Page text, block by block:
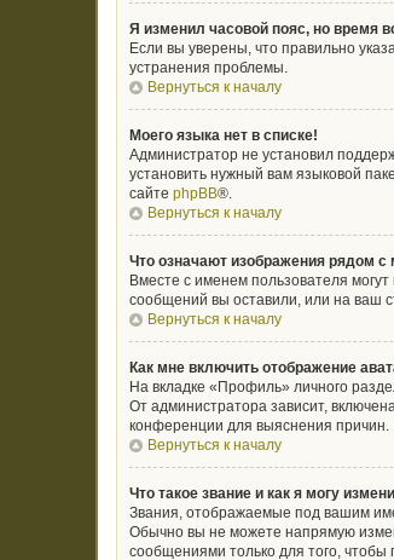
Я изменил часовой пояс, но время
Если вы уверены, что правильно
устранения проблемы.
Вернуться к началу
Моего языка нет в списке!
Администратор не установил
установить нужный вам языковой
сайте phpBB®.
Вернуться к началу
Что означают изображения рядом
Вместе с именем пользователя
сообщений вы оставили, или на ваш
Вернуться к началу
Как мне включить отображение
На вкладке «Профиль» личного
От администратора зависит,
конференции для выяснения причин.
Вернуться к началу
Что такое звание и как я могу
Звания, отображаемые под вашим
Обычно вы не можете напрямую
сообщениями только для того,